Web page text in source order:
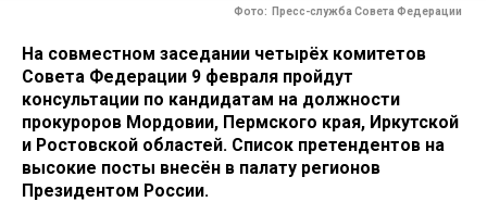
Фото: Пресс-служба Совета Федерации
На совместном заседании четырёх комитетов
Совета Федерации 9 февраля пройдут
консультации по кандидатам на должности
прокуроров Мордовии, Пермского края, Иркутской
и Ростовской областей. Список претендентов на
высокие посты внесён в палату регионов
Президентом России.